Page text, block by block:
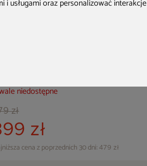
i usługami oraz personalizować interakcje
niedostępne
zł
zł
cena z poprzednich 30 dni: 479 zł